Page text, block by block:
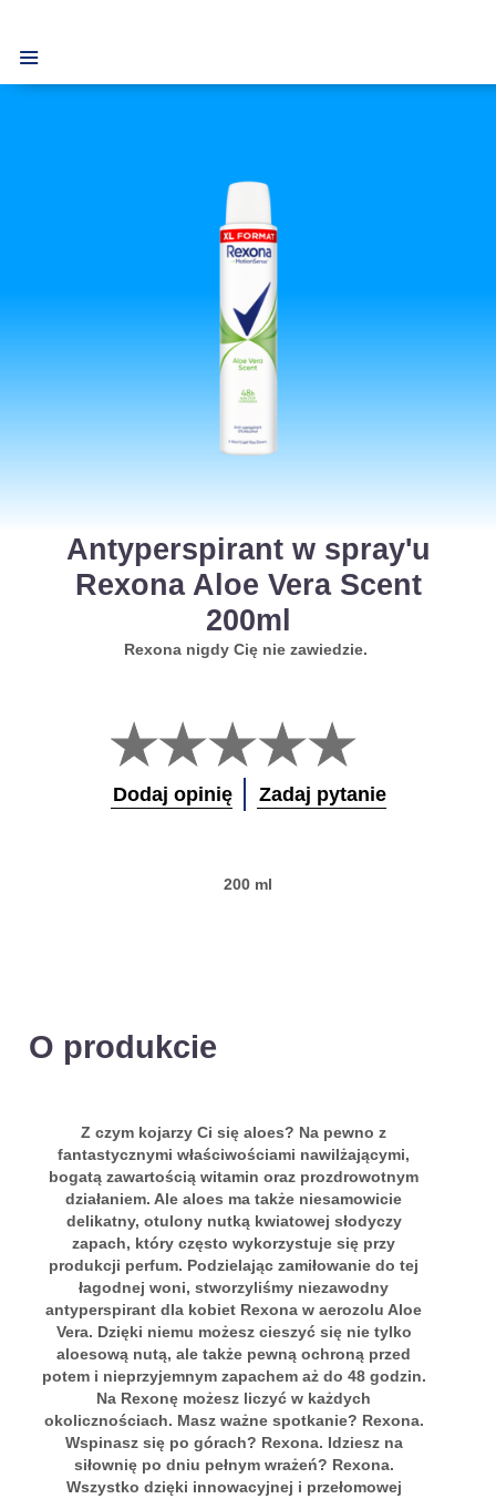
Antyperspirant w spray'u
Rexona Aloe Vera Scent
200ml
Rexona nigdy Cię nie zawiedzie.
Nie
przesłano
żadnych
ocen
dla
Dodaj opinię Zadaj pytanie
200 ml
O produkcie
Z czym kojarzy Ci się aloes? Na pewno z
fantastycznymi właściwościami nawilżającymi,
bogatą zawartością witamin oraz prozdrowotnym
działaniem. Ale aloes ma także niesamowicie
delikatny, otulony nutką kwiatowej słodyczy
zapach, który często wykorzystuje się przy
produkcji perfum. Podzielając zamiłowanie do tej
łagodnej woni, stworzyliśmy niezawodny
antyperspirant dla kobiet Rexona w aerozolu Aloe
Vera. Dzięki niemu możesz cieszyć się nie tylko
aloesową nutą, ale także pewną ochroną przed
potem i nieprzyjemnym zapachem aż do 48 godzin.
Na Rexonę możesz liczyć w każdych
okolicznościach. Masz ważne spotkanie? Rexona.
Wspinasz się po górach? Rexona. Idziesz na
siłownię po dniu pełnym wrażeń? Rexona.
Wszystko dzięki innowacyjnej i przełomowej